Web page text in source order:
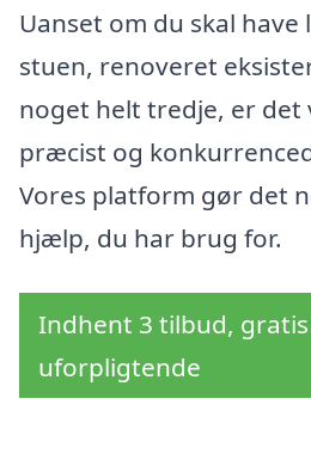
Uanset om du skal have
stuen, renoveret
noget helt tredje, er det
præcist og
Vores platform gør det
hjælp, du har brug for.
Indhent 3 tilbud,
uforpligtende